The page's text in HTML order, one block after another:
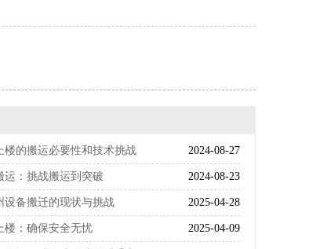
2024-08-27
楼的搬运必要性和技术挑战
2024-08-23
运：挑战搬运到突破
2025-04-28
设备搬迁的现状与挑战
2025-04-09
楼：确保安全无忧